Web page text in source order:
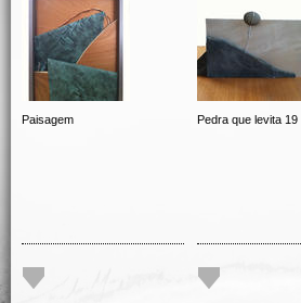
Paisagem Pedra que levita 19